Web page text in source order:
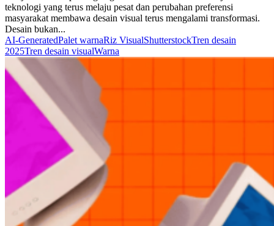
teknologi yang terus melaju pesat dan perubahan preferensi
masyarakat membawa desain visual terus mengalami transformasi.
Desain bukan...
AI-GeneratedPalet warnaRiz VisualShutterstockTren desain
2025Tren desain visualWarna